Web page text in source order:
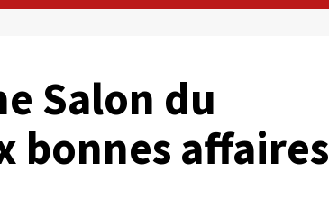
Salon du
bonnes affaires